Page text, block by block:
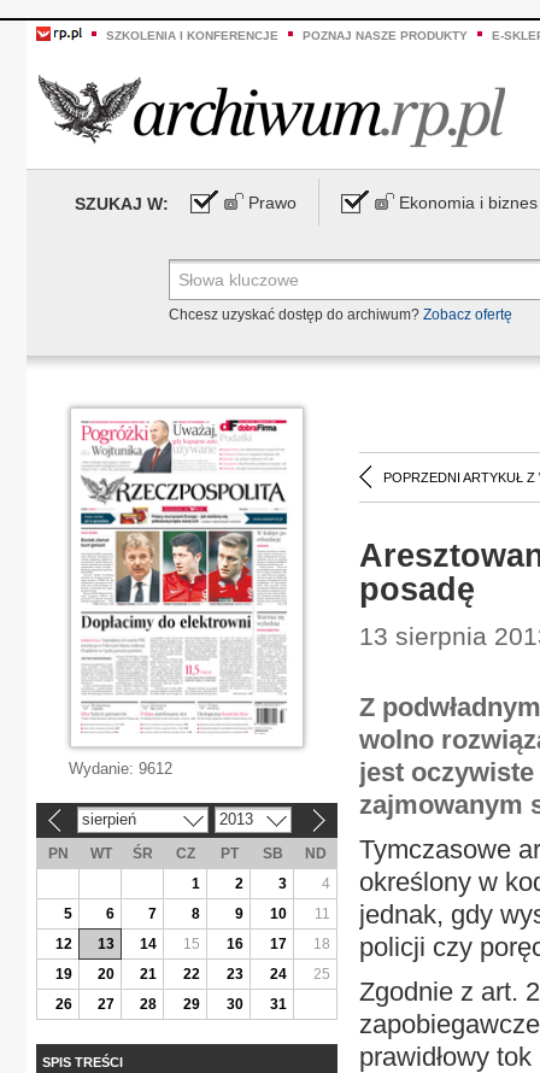
SZKOLENIA I KONFERENCJE POZNAJ NASZE PRODUKTY E-
SZUKAJ W: Prawo Ekonomia i biznes
Chcesz uzyskać dostęp do archiwum? Zobacz ofertę
POPRZEDNI ARTYKUŁ Z
posadę
13 sierpnia
Z
wolno
jest
zajmowanym
Tymczasowe
określony w
jednak, gdy
policji czy
Zgodnie z art.
prawidłowy
Wydanie: 9612
sierpień 2013
PN WT ŚR CZ PT SB
ND
1
2 3
4
5
6 7 8 9 10
11
12
13 14 15 16 17
18
19
20 21 22 23 24
25
26
27 28 29 30 31
SPIS TREŚCI